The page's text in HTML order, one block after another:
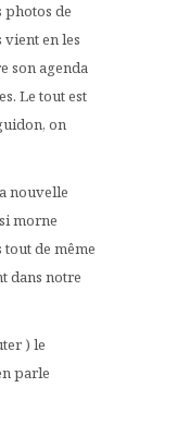
photos de
vient en les
son agenda
Le tout est
on
nouvelle
morne
tout de même
dans notre
) le
parle